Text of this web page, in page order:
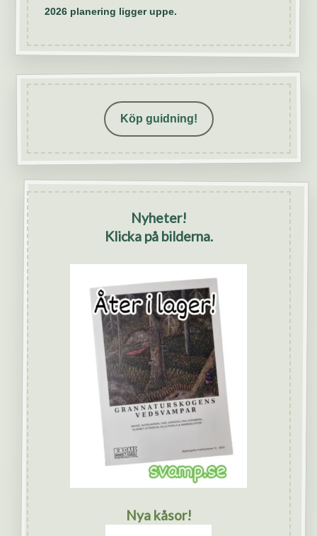
2026 planering ligger uppe.
Köp guidning!
Nyheter!
Klicka på bilderna.
Nya kåsor!